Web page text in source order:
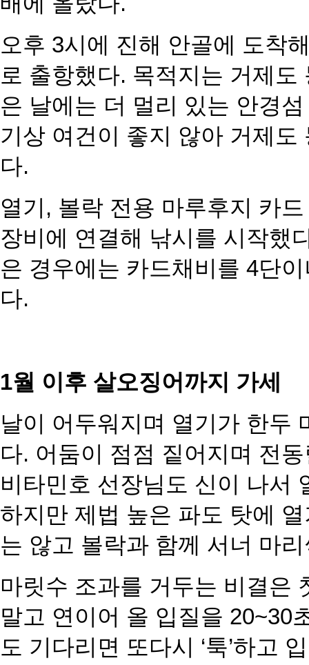
오후 3시에 진해 안골에 도착
로 출항했다. 목적지는 거제도
은 날에는 더 멀리 있는 안경
기상 여건 이 좋지 않아 거제
다.
열기, 볼락 전용 마루후지 카
장비에 연결해 낚시를 시작했
은 경우에는 카드채비를 4단
다.
1월 이후 살오징어까지 가세
날이 어두워지며 열기가 한두
다. 어둠이 점점 짙어지며 전
비타민호 선장님 도 신이 나서
하지만 제법 높은 파도 탓에
는 않고 볼락과 함께 서너 마
마릿수 조과를 거두는 비결은
말고 연이어 올 입질을 20~30
도 기다리면 또다시 ‘툭’하고